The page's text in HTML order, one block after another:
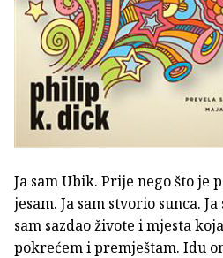
Ja sam Ubik. Prije nego što je
jesam. Ja sam stvorio sunca.
sam sazdao živote i mjesta
pokrećem i premještam. Idu